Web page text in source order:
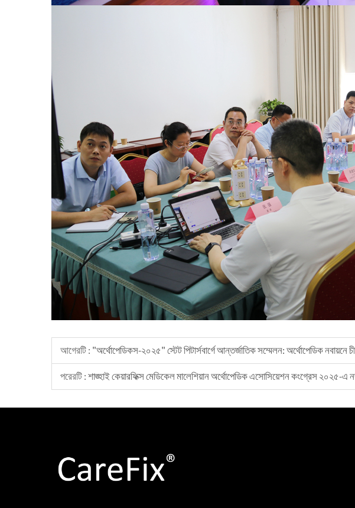
আগেরটি : "অর্থোপেডিকস-২০২৫" স্টেট পিটার্সবার্গে আন্তর্জাতিক সম্মেলন: অর্থোপেডিক নবায়নে
পরেরটি :শাঙ্হাই কেয়ারফিক্স মেডিকেল মালেশিয়ান অর্থোপেডিক এসোসিয়েশন কংগ্রেস ২০২৫-এ